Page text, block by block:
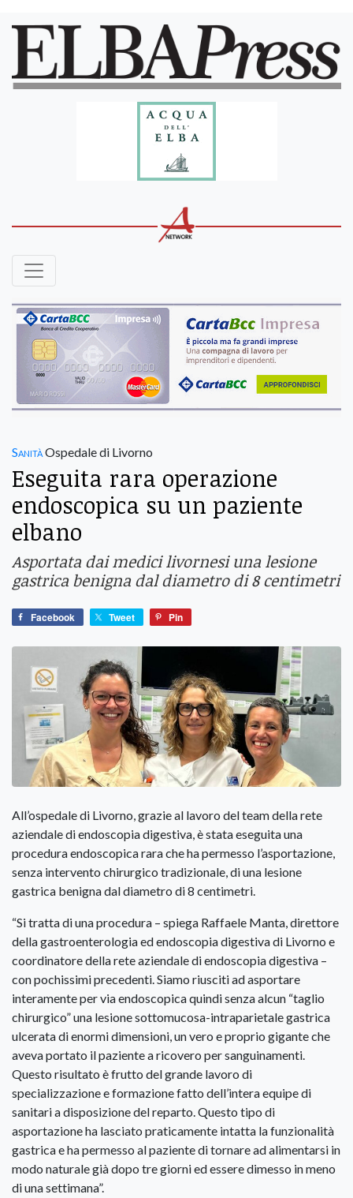
SanitàOspedale di Livorno
Eseguita rara operazione
endoscopica su un paziente
elbano
Asportata dai medici livornesi una lesione
gastrica benigna dal diametro di 8 centimetri
Facebook Tweet Pin
All’ospedale di Livorno, grazie al lavoro del team della rete
aziendale di endoscopia digestiva, è stata eseguita una
procedura endoscopica rara che ha permesso l’asportazione,
senza intervento chirurgico tradizionale, di una lesione
gastrica benigna dal diametro di 8 centimetri.
“Si tratta di una procedura – spiega Raffaele Manta, direttore
della gastroenterologia ed endoscopia digestiva di Livorno e
coordinatore della rete aziendale di endoscopia digestiva –
con pochissimi precedenti. Siamo riusciti ad asportare
interamente per via endoscopica quindi senza alcun “taglio
chirurgico” una lesione sottomucosa-intraparietale gastrica
ulcerata di enormi dimensioni, un vero e proprio gigante che
aveva portato il paziente a ricovero per sanguinamenti.
Questo risultato è frutto del grande lavoro di
specializzazione e formazione fatto dell’intera equipe di
sanitari a disposizione del reparto. Questo tipo di
asportazione ha lasciato praticamente intatta la funzionalità
gastrica e ha permesso al paziente di tornare ad alimentarsi in
modo naturale già dopo tre giorni ed essere dimesso in meno
di una settimana”.